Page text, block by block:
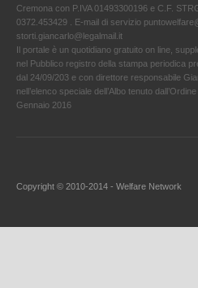
Cremona con P.IVA 01493300196 e C.F.
0372.453429 . E-mail di servizio
storti.giancarlo@legalmail.it
Il portale è un quotidiano gratuito on line,
nel Pubblico registro della stampa periodica
dal 24/09/203 e con direttore responsabile
nell’elenco speciale dell’Albo tenuto
Gennaio 2016
Copyright © 2010-2014 - Welfare Network